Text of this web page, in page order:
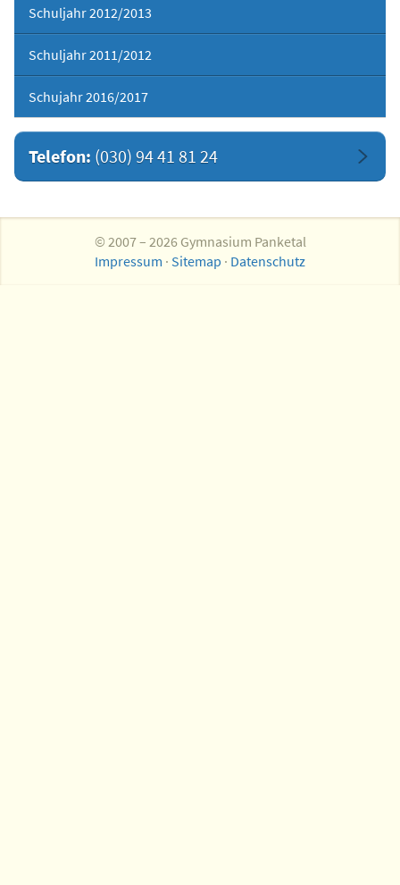
Schuljahr 2012/2013
Schuljahr 2011/2012
Schujahr 2016/2017
Telefon: (030) 94 41 81 24
© 2007 – 2026 Gymnasium Panketal
Impressum · Sitemap · Datenschutz